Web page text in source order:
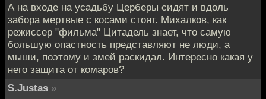
А на входе на усадьбу Церберы сидят и вдоль
забора мертвые с косами стоят. Михалков, как
режиссер "фильма" Цитадель знает, что самую
большую опастность представляют не люди, а
мыши, поэтому и змей раскидал. Интересно какая у
него защита от комаров?
S.Justas »